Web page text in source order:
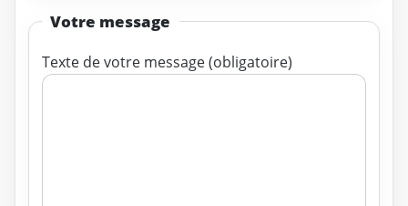
Votre message
Texte de votre message (obligatoire)